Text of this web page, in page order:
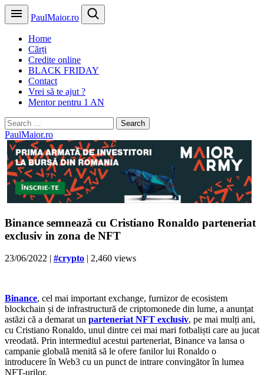
PaulMaior.ro
Home
Cărți
Credite online
BLACK FRIDAY
Contact
Vrei să te ajut ?
Mentor pentru 1 AN
Search
for:
PaulMaior.ro
Binance semnează cu Cristiano Ronaldo parteneriat
exclusiv in zona de NFT
23/06/2022 | #crypto | 2,460 views
Binance, cel mai important exchange, furnizor de ecosistem
blockchain și de infrastructură de criptomonede din lume, a anunțat
astăzi că a demarat un parteneriat NFT exclusiv, pe mai mulți ani,
cu Cristiano Ronaldo, unul dintre cei mai mari fotbaliști care au jucat
vreodată. Prin intermediul acestui parteneriat, Binance va lansa o
campanie globală menită să le ofere fanilor lui Ronaldo o
introducere în Web3 cu un punct de intrare convingător în lumea
NFT-urilor.